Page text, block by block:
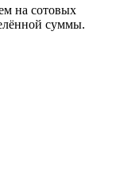
на сотовых
суммы.